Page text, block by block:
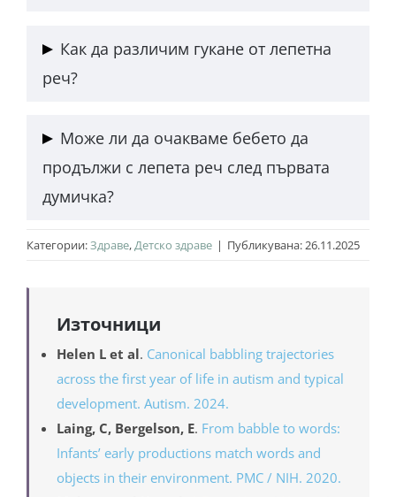
между 6 и 10 месеца, когато бебето започва да
експериментира със звукове и да свързва слуха с
Как да различим гукане от лепетна
реч?
вокализации, докато лепетната реч съдържа
повтарящи се срички, които вече наподобяват
структурата на думите.
Може ли да очакваме бебето да
продължи с лепета реч след първата
думичка?
Да, лепетът често продължава паралелно с
продължи над 18-месечна възраст, това може да
Категории:Здраве,Детско здраве | Публикувана: 26.11.2025
Източници
Helen L et al. Canonical babbling trajectories
across the first year of life in autism and typical
development. Autism. 2024.
Laing, C, Bergelson, E. From babble to words:
Infants’ early productions match words and
objects in their environment. PMC / NIH. 2020.